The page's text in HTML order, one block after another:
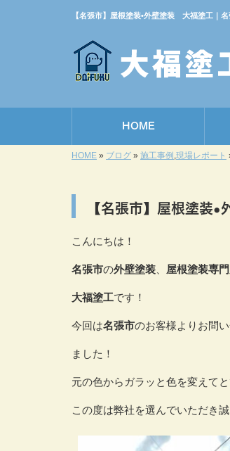
【名張市】屋根塗装•外壁塗装 大福塗工｜
HOME
HOME » ブログ » 施工事例 ,現場レポート
【名張市】屋根塗装
こんにちは！
名張市の外壁塗装 屋根塗装専
大福塗工です！
今回は名張市のお客様よりお問
ました！
元の色からガラッと色を変えて
この度は弊社を選んでいただき